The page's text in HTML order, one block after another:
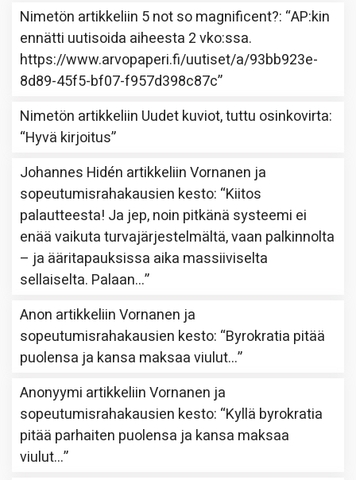
Nimetön artikkeliin 5 not so magnificent?: “AP:kin
ennätti uutisoida aiheesta 2 vko:ssa.
https://www.arvopaperi.fi/uutiset/a/93bb923e-
8d89-45f5-bf07-f957d398c87c”
Nimetön artikkeliin Uudet kuviot, tuttu osinkovirta:
“Hyvä kirjoitus”
Johannes Hidén artikkeliinVornanen ja
sopeutumisrahakausien kesto: “Kiitos
palautteesta! Ja jep, noin pitkänä systeemi ei
enää vaikuta turvajärjestelmältä, vaan palkinnolta
– ja ääritapauksissa aika massiiviselta
sellaiselta. Palaan…”
Anon artikkeliinVornanen ja
sopeutumisrahakausien kesto: “Byrokratia pitää
puolensa ja kansa maksaa viulut…”
Anonyymi artikkeliinVornanen ja
sopeutumisrahakausien kesto: “Kyllä byrokratia
pitää parhaiten puolensa ja kansa maksaa
viulut…”